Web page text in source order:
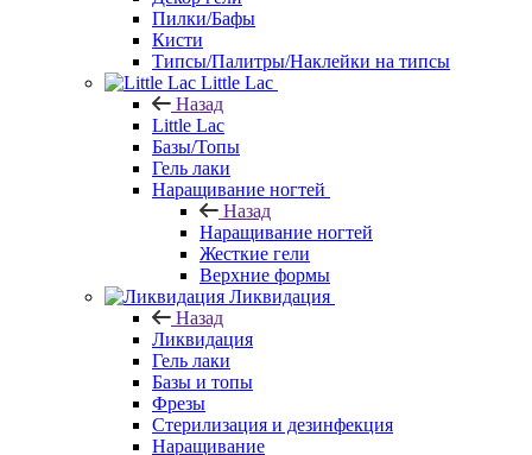
Пилки/Бафы
Кисти
Типсы/Палитры/Наклейки на типсы
Little Lac
Назад
Little Lac
Базы/Топы
Гель лаки
Наращивание ногтей
Назад
Наращивание ногтей
Жесткие гели
Верхние формы
Ликвидация
Назад
Ликвидация
Гель лаки
Базы и топы
Фрезы
Стерилизация и дезинфекция
Наращивание